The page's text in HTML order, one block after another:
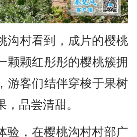
沟村看到，成片的樱桃
颗颗红彤彤的樱桃簇拥
游客们结伴穿梭于果树
品尝清甜。
验，在樱桃沟村村部广